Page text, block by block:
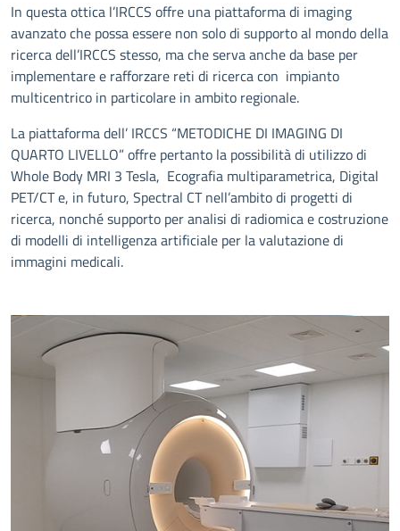
In questa ottica l’IRCCS offre una piattaforma di imaging
avanzato che possa essere non solo di supporto al mondo della
ricerca dell’IRCCS stesso, ma che serva anche da base per
implementare e rafforzare reti di ricerca con impianto
multicentrico in particolare in ambito regionale.
La piattaforma dell’ IRCCS “METODICHE DI IMAGING DI
QUARTO LIVELLO” offre pertanto la possibilità di utilizzo di
Whole Body MRI 3 Tesla, Ecografia multiparametrica, Digital
PET/CT e, in futuro, Spectral CT nell’ambito di progetti di
ricerca, nonché supporto per analisi di radiomica e costruzione
di modelli di intelligenza artificiale per la valutazione di
immagini medicali.